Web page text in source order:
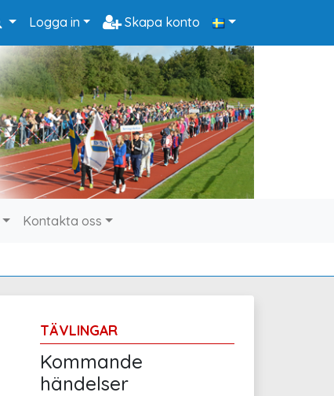
Logga in Skapa konto
Kontakta oss
TÄVLINGAR
Kommande
händelser